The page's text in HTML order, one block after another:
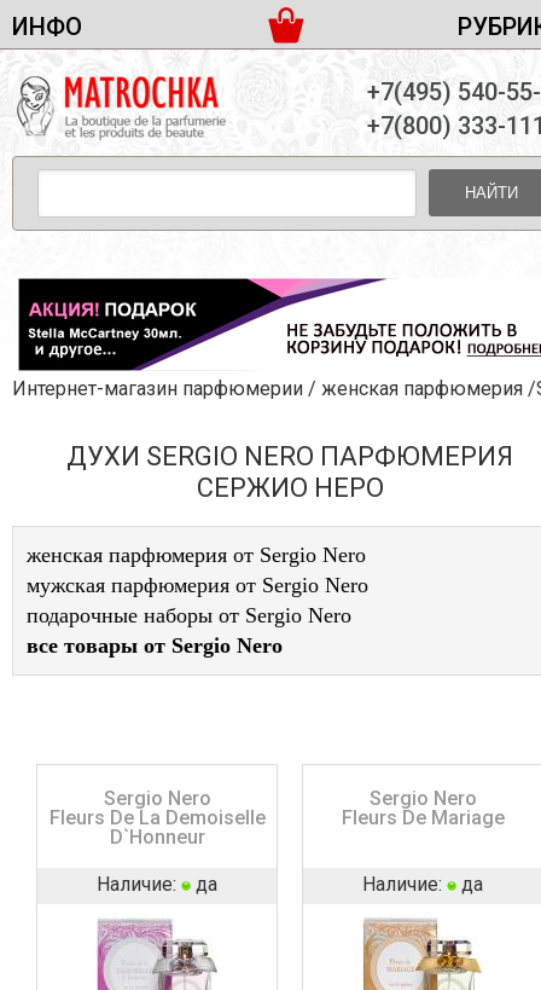
ИНФО
ДОСТАВКА И ОПЛАТА
ПАРТНЕРСТВО
КОНТАКТЫ
ЖЕНСКАЯ ПАРФЮМЕРИЯ
МУЖСКАЯ ПАРФЮМЕРИЯ
УНИСЕКС ПАРФЮМЕРИЯ
ЖЕНСКИЕ НАБОРЫ
МУЖСКИЕ НАБОРЫ
УНИСЕКС НАБОРЫ
УХОД ЗА ЛИЦОМ
УХОД ЗА ТЕЛОМ
ДЕКОРАТИВНАЯ КОСМЕТИКА
+7(495) 540-
+7(800) 333-
НАЙТИ
Интернет-магазин парфюмерии / женская парфюмерия /
ДУХИ SERGIO NERO ПАРФЮМЕРИЯ
СЕРЖИО НЕРО
женская парфюмерия от Sergio Nero
мужская парфюмерия от Sergio Nero
подарочные наборы от Sergio Nero
все товары от Sergio Nero
Sergio Nero
Fleurs De La Demoiselle
D`Honneur
Наличие: да
Sergio Nero
Fleurs De Mariage
Наличие: да